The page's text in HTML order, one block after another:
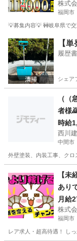
安全
可能
株式
福岡市
💡募集内容💡 🚧岐阜県で
福岡 福岡市 その
【
履歴
シェア
（
者様
時給
西川
中間市
外壁塗装、内装工事、ク
そ
【
あり
月給
株式
福岡市
レア求人・超高待遇！ し